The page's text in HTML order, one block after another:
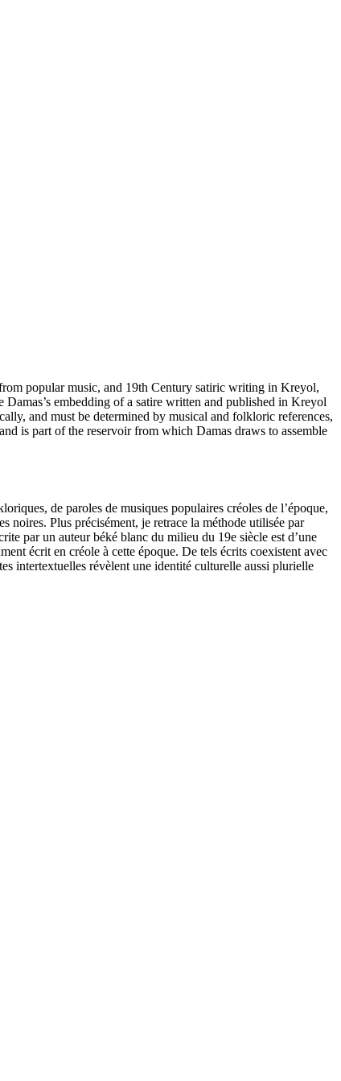
popular music, and 19th Century satiric writing in Kreyol,
embedding of a satire written and published in Kreyol
and must be determined by musical and folkloric references,
is part of the reservoir from which Damas draws to assemble
de paroles de musiques populaires créoles de l’époque,
noires. Plus précisément, je retrace la méthode utilisée par
par un auteur béké blanc du milieu du 19e siècle est d’une
écrit en créole à cette époque. De tels écrits coexistent avec
intertextuelles révèlent une identité culturelle aussi plurielle